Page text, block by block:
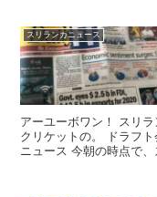
スリランカニュース
アーユーボワン！ スリランカにも「プレミアリーグ」がありマス。
クリケットの。 ドラフト会議もあるのね。 スリランカのコロナ関連
ニュース 今朝の